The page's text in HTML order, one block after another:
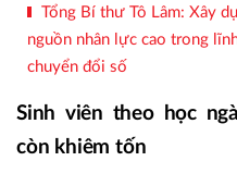
Tổng Bí thư Tô Lâm: Xây
nguồn nhân lực cao trong
chuyển đổi số
Sinh viên theo học
còn khiêm tốn